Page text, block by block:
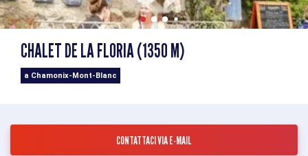
CHALET DE LA FLORIA (1350 M)
a Chamonix-Mont-Blanc
CONTATTACI VIA E-MAIL